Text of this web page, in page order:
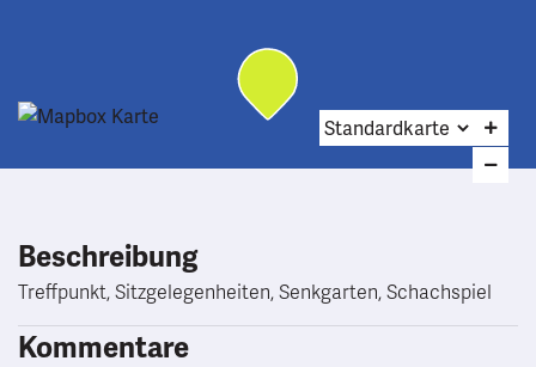
Beschreibung
Treffpunkt, Sitzgelegenheiten, Senkgarten, Schachspiel
Kommentare